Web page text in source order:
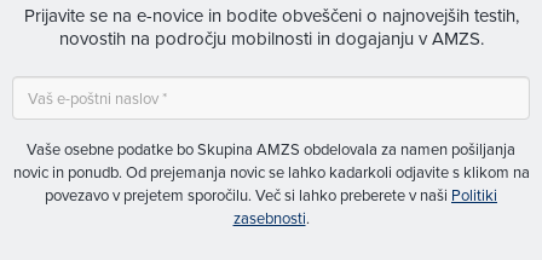
Prijavite se na e-novice in bodite obveščeni o najnovejših testih,
novostih na področju mobilnosti in dogajanju v AMZS.
Vaše osebne podatke bo Skupina AMZS obdelovala za namen pošiljanja
novic in ponudb. Od prejemanja novic se lahko kadarkoli odjavite s klikom na
povezavo v prejetem sporočilu. Več si lahko preberete v naši Politiki
zasebnosti.